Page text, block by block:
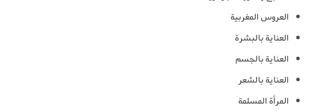
العروس المغربية
العناية بالبشرة
العناية بالجسم
العناية بالشعر
المرأة المسلمة